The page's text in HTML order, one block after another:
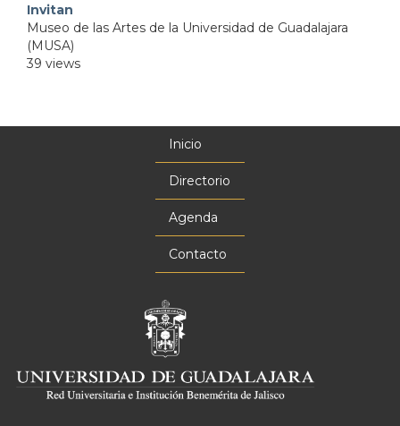
Invitan
Museo de las Artes de la Universidad de Guadalajara
(MUSA)
39 views
Inicio
Directorio
Agenda
Contacto